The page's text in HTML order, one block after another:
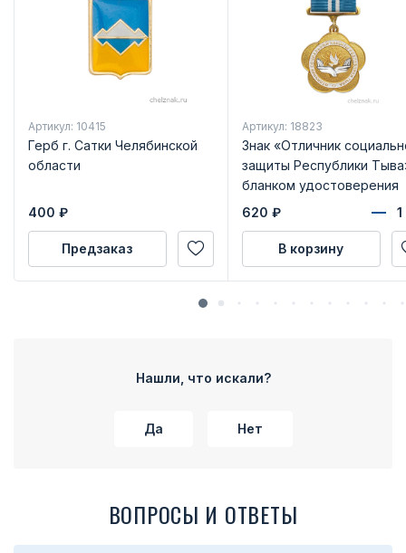
Артикул: 10415
Герб г. Сатки Челябинской
области
400 ₽
Предзаказ
Артикул: 18823
Знак «Отличник
защиты Республики
бланком удостоверения
620 ₽
В корзину
Нашли, что искали?
Да Нет
ВОПРОСЫ И ОТВЕТЫ